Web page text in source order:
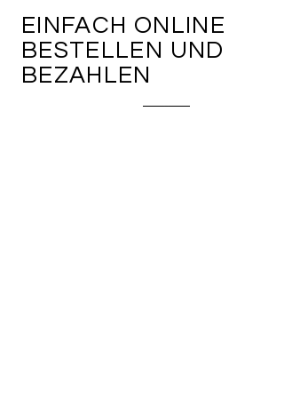
EINFACH ONLINE
BESTELLEN UND
BEZAHLEN